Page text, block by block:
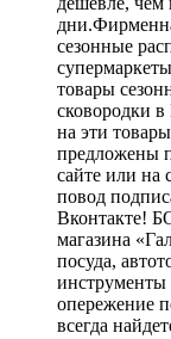
сезонные
товары
сковородки
на эти
предложены
сайте или на
повод
Вконтакте!
магазина
посуда,
инструменты
опережение
всегда